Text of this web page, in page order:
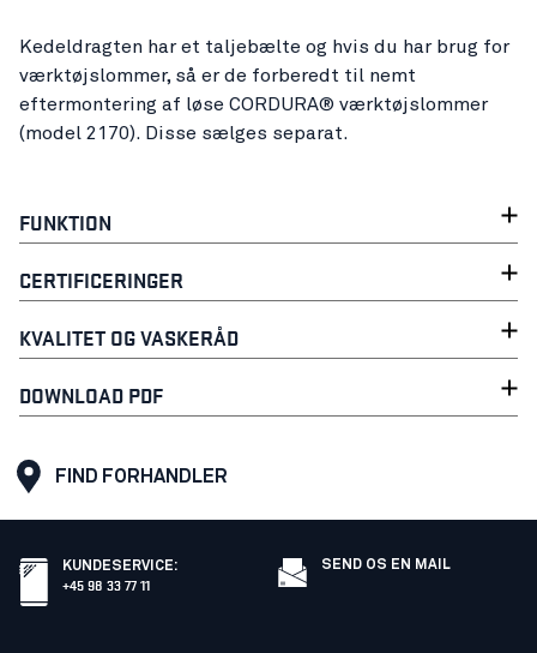
Kedeldragten har et taljebælte og hvis du har brug for
værktøjslommer, så er de forberedt til nemt
eftermontering af løse CORDURA® værktøjslommer
(model 2170). Disse sælges separat.
FUNKTION
CERTIFICERINGER
KVALITET OG VASKERÅD
DOWNLOAD PDF
FIND FORHANDLER
KUNDESERVICE:
+45 98 33 77 11
SEND OS EN MAIL